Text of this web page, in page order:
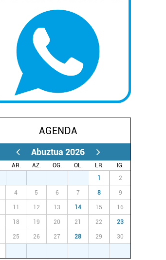
AGENDA
Abuztua 2026
AR. AZ. OG. OL. LR.
IG.
1 2
4 5 6 7 8 9
11 12 13 14 15 16
18 19 20 21 22 23
25 26 27 28 29 30